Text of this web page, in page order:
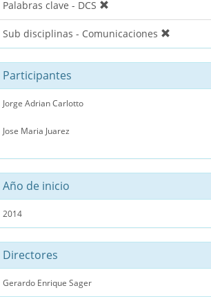
Palabras clave - DCS
Sub disciplinas - Comunicaciones
Participantes
Jorge Adrian Carlotto
Jose Maria Juarez
Año de inicio
2014
Directores
Gerardo Enrique Sager